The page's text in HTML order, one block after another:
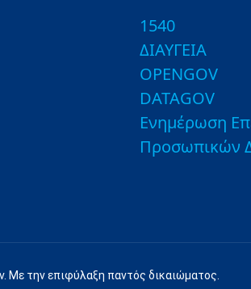
1540
ΔΙΑΥΓΕΙΑ
OPENGOV
DATAGOV
Ενημέρωση
Προσωπικών
την επιφύλαξη παντός δικαιώματος.